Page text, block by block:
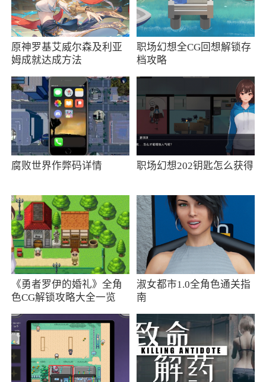
3、在远古的世界之中开启你们新的征服之
旅，让你们来感受到不同的竞技战场，属于你们
的荣耀期待着你们拿回来，让你们来完成不同的
国度征服之战，才可以打造一个全面的线上争夺
更新日志
《荒野国度》是以英雄为主题的赛季制战争
策略游戏（SLG）。你将成为英雄们的领主，招
募来自北境冰原的白狮宙斯；与蒸汽朋克的暗金
斯；带领耀光王国的猫女王奋进。发挥谋略与智
慧，构建属于自己的英雄队伍，和其他伙伴一起
为阵营而战！争夺世界之心！独特的英雄战争策
略机制，让每一场战斗都千变万化。《荒野国
度》坚持良心运营与生态公平，不卖资源VIP加
速工具，不锁卡，竭诚为你提供SLG沙盘游戏的
乐趣与体验。
更新日志
异世界的奇幻战争，开启余烬燎原新赛季！
原神罗基艾威尔森及利亚
姆成就达成方法
职场幻想全CG回想解锁存
档攻略
腐败世界作弊码详情 职场幻想202钥匙怎么获得
《勇者罗伊的婚礼》全角
色CG解锁攻略大全一览
淑女都市1.0全角色通关指
南